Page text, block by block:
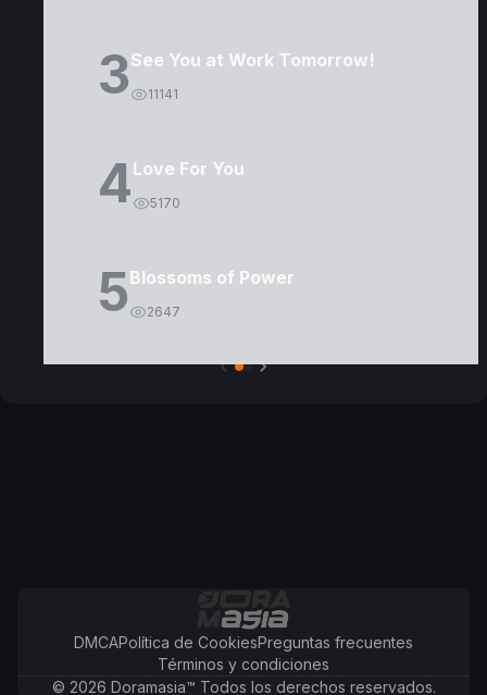
3See You at Work Tomorrow!
11141
4Love For You
5170
5Blossoms of Power
2647
DMCAPolítica de CookiesPreguntas frecuentes
Términos y condiciones
© 2026 Doramasia™ Todos los derechos reservados.